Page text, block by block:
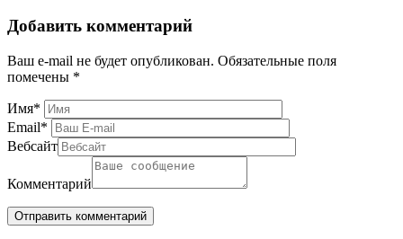
Добавить комментарий
Ваш e-mail не будет опубликован. Обязательные поля
помечены *
Имя*
Email*
Вебсайт
Комментарий